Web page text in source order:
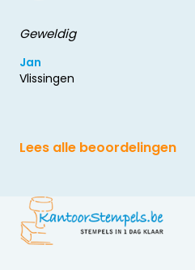
Geweldig
Jan
Vlissingen
Lees alle beoordelingen